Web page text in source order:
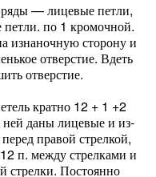
— лицевые петли,
по 1 кромочной.
изнаночную сторону и
отверстие. Вдеть
отверстие.
кратно 12 + 1 +2
даны лицевые и из-
правой стрелкой,
п. между стрелками и
стрелки. Постоянно